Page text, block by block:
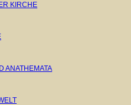
KIRCHE
ANATHEMATA